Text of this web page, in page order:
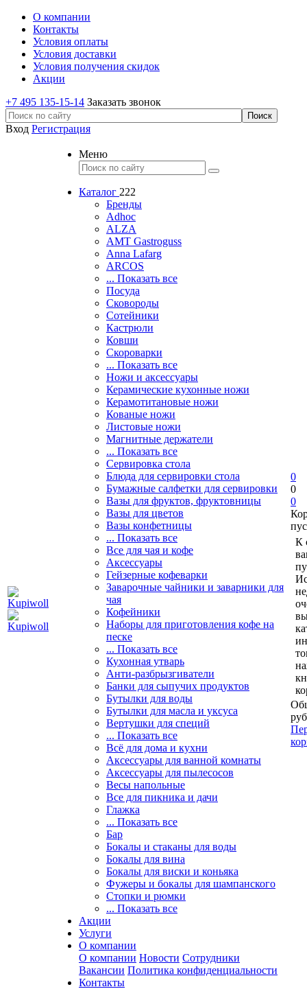
О компании
Контакты
Условия оплаты
Условия доставки
Условия получения скидок
Акции
+7 495 135-15-14 Заказать звонок
Вход Регистрация
Меню
Каталог 222
Бренды
Adhoc
ALZA
AMT Gastroguss
Anna Lafarg
ARCOS
... Показать все
Посуда
Сковороды
Сотейники
Кастрюли
Ковши
Скороварки
... Показать все
Ножи и аксессуары
Керамические кухонные ножи
Керамотитановые ножи
Кованые ножи
Листовые ножи
Магнитные держатели
... Показать все
Сервировка стола
Блюда для сервировки стола
Бумажные салфетки для сервировки
Вазы для фруктов, фруктовницы
Вазы для цветов
Вазы конфетницы
... Показать все
Все для чая и кофе
Аксессуары
Гейзерные кофеварки
Заварочные чайники и заварники для
чая
Кофейники
Наборы для приготовления кофе на
песке
... Показать все
Кухонная утварь
Анти-разбрызгиватели
Банки для сыпучих продуктов
Бутылки для воды
Бутылки для масла и уксуса
Вертушки для специй
... Показать все
Всё для дома и кухни
Аксессуары для ванной комнаты
Аксессуары для пылесосов
Весы напольные
Все для пикника и дачи
Глажка
... Показать все
Бар
Бокалы и стаканы для воды
Бокалы для вина
Бокалы для виски и коньяка
Фужеры и бокалы для шампанского
Стопки и рюмки
... Показать все
Акции
Услуги
О компании
О компании Новости Сотрудники
Вакансии Политика конфиденциальности
Контакты
0
0
0
К